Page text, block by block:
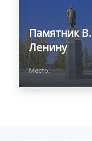
Памятник
Ленину
Место: